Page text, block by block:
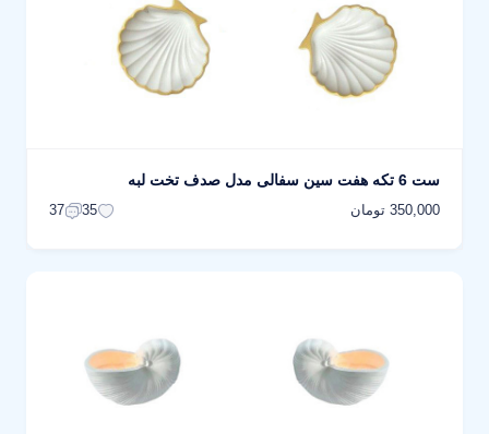
ست 6 تکه هفت سین سفالی مدل صدف تخت لبه
350,000 تومان 35
37